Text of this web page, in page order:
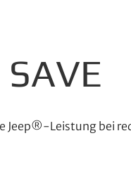
SAVE
Jeep®-Leistung bei